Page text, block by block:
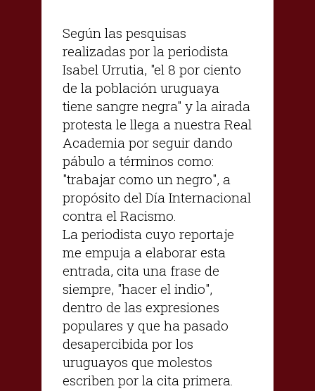
Según las pesquisas
realizadas por la periodista
Isabel Urrutia, "el 8 por ciento
de la población uruguaya
tiene sangre negra" y la airada
protesta le llega a nuestra Real
Academia por seguir dando
pábulo a términos como:
"trabajar como un negro", a
propósito del Día Internacional
contra el Racismo.
La periodista cuyo reportaje
me empuja a elaborar esta
entrada, cita una frase de
siempre, "hacer el indio",
dentro de las expresiones
populares y que ha pasado
desapercibida por los
uruguayos que molestos
escriben por la cita primera.